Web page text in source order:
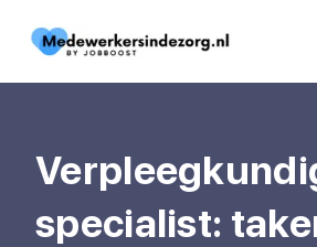
specialist: